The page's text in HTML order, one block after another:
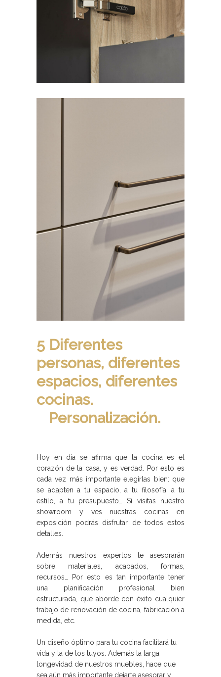
5 Diferentes
personas, diferentes
espacios, diferentes
cocinas.
Personalización.
Hoy en día se afirma que la cocina es el
corazón de la casa, y es verdad. Por esto es
cada vez más importante elegirlas bien: que
se adapten a tu espacio, a tu filosofía, a tu
estilo, a tu presupuesto… Si visitas nuestro
showroom y ves nuestras cocinas en
exposición podrás disfrutar de todos estos
detalles.
Además nuestros expertos te asesorarán
sobre materiales, acabados, formas,
recursos… Por esto es tan importante tener
una planificación profesional bien
estructurada, que aborde con éxito cualquier
trabajo de renovación de cocina, fabricación a
medida, etc.
Un diseño óptimo para tu cocina facilitará tu
vida y la de los tuyos. Además la larga
longevidad de nuestros muebles, hace que
sea aún más importante dejarte asesorar y